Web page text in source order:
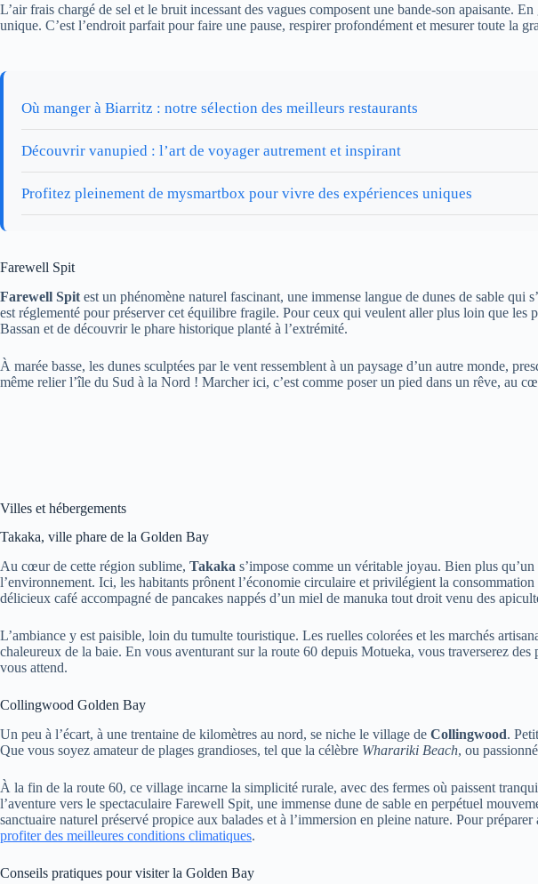
L’air frais chargé de sel et le bruit incessant des vagues composent une bande-son apaisante.
unique. C’est l’endroit parfait pour faire une pause, respirer profondément et mesurer toute la
Où manger à Biarritz : notre sélection des meilleurs restaurants
Découvrir vanupied : l’art de voyager autrement et inspirant
Profitez pleinement de mysmartbox pour vivre des expériences uniques
Farewell Spit
Farewell Spit est un phénomène naturel fascinant, une immense langue de dunes de sable
est réglementé pour préserver cet équilibre fragile. Pour ceux qui veulent aller plus loin que
Bassan et de découvrir le phare historique planté à l’extrémité.
À marée basse, les dunes sculptées par le vent ressemblent à un paysage d’un autre monde,
même relier l’île du Sud à la Nord ! Marcher ici, c’est comme poser un pied dans un rêve, au
Villes et hébergements
Takaka, ville phare de la Golden Bay
Au cœur de cette région sublime, Takaka s’impose comme un véritable joyau. Bien plus
l’environnement. Ici, les habitants prônent l’économie circulaire et privilégient la
délicieux café accompagné de pancakes nappés d’un miel de manuka tout droit venu des
L’ambiance y est paisible, loin du tumulte touristique. Les ruelles colorées et les marchés
chaleureux de la baie. En vous aventurant sur la route 60 depuis Motueka, vous traverserez
vous attend.
Collingwood Golden Bay
Un peu à l’écart, à une trentaine de kilomètres au nord, se niche le village de Collingwood.
Que vous soyez amateur de plages grandioses, tel que la célèbre Wharariki Beach, ou
À la fin de la route 60, ce village incarne la simplicité rurale, avec des fermes où paissent
l’aventure vers le spectaculaire Farewell Spit, une immense dune de sable en perpétuel
sanctuaire naturel préservé propice aux balades et à l’immersion en pleine nature. Pour
profiter des meilleures conditions climatiques.
Conseils pratiques pour visiter la Golden Bay